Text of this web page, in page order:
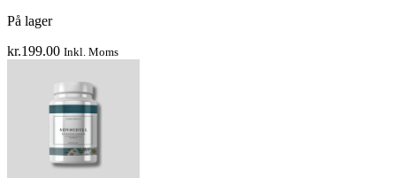
På lager
kr.199.00 Inkl. Moms